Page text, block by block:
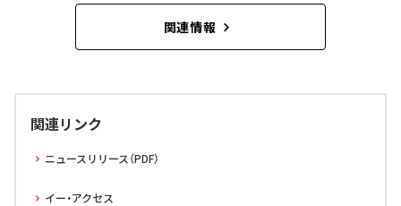
関連情報
関連リンク
ニュースリリース（PDF）
イー・アクセス